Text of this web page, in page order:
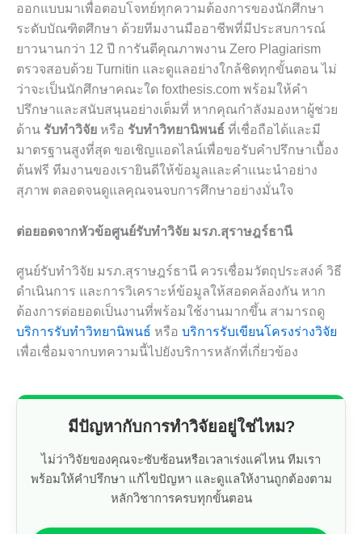
ออกแบบมาเพื่อตอบโจทย์ทุกความต้องการของนักศึกษา
ระดับบัณฑิตศึกษา ด้วยทีมงานมืออาชีพที่มีประสบการณ์
ยาวนานกว่า 12 ปี การันตีคุณภาพงาน Zero Plagiarism
ตรวจสอบด้วย Turnitin และดูแลอย่างใกล้ชิดทุกขั้นตอน ไม่
ว่าจะเป็นนักศึกษาคณะใด foxthesis.com พร้อมให้คำ
ปรึกษาและสนับสนุนอย่างเต็มที่ หากคุณกำลังมองหาผู้ช่วย
ด้าน รับทำวิจัย หรือ รับทำวิทยานิพนธ์ ที่เชื่อถือได้และมี
มาตรฐานสูงที่สุด ขอเชิญแอดไลน์เพื่อขอรับคำปรึกษาเบื้อง
ต้นฟรี ทีมงานของเรายินดีให้ข้อมูลและคำแนะนำอย่าง
สุภาพ ตลอดจนดูแลคุณจนจบการศึกษาอย่างมั่นใจ
ต่อยอดจากหัวข้อศูนย์รับทำวิจัย มรภ.สุราษฎร์ธานี
ศูนย์รับทำวิจัย มรภ.สุราษฎร์ธานี ควรเชื่อมวัตถุประสงค์ วิธี
ดำเนินการ และการวิเคราะห์ข้อมูลให้สอดคล้องกัน หาก
ต้องการต่อยอดเป็นงานที่พร้อมใช้งานมากขึ้น สามารถดู
บริการรับทำวิทยานิพนธ์ หรือ บริการรับเขียนโครงร่างวิจัย
เพื่อเชื่อมจากบทความนี้ไปยังบริการหลักที่เกี่ยวข้อง
มีปัญหากับการทำวิจัยอยู่ใช่ไหม?
ไม่ว่าวิจัยของคุณจะซับซ้อนหรือเวลาเร่งแค่ไหน ทีมเรา
พร้อมให้คำปรึกษา แก้ไขปัญหา และดูแลให้งานถูกต้องตาม
หลักวิชาการครบทุกขั้นตอน